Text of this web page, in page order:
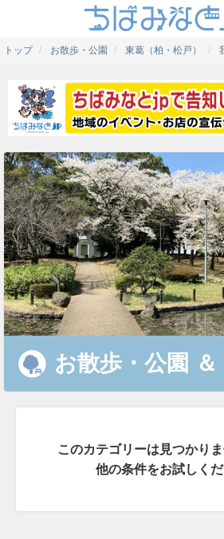
トップ お散歩・公園 東葛（柏・松戸）
お散歩・公園 ＆
このカテゴリーは見つかりま
他の条件をお試しくだ